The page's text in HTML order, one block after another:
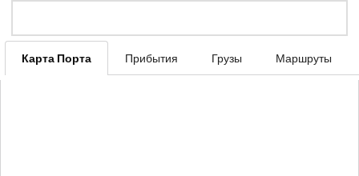
Карта Порта Прибытия Грузы Маршруты